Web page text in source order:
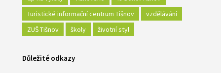
Turistické informační centrum Tišnov
vzdělávání
ZUŠ Tišnov
školy životní styl
Důležité odkazy